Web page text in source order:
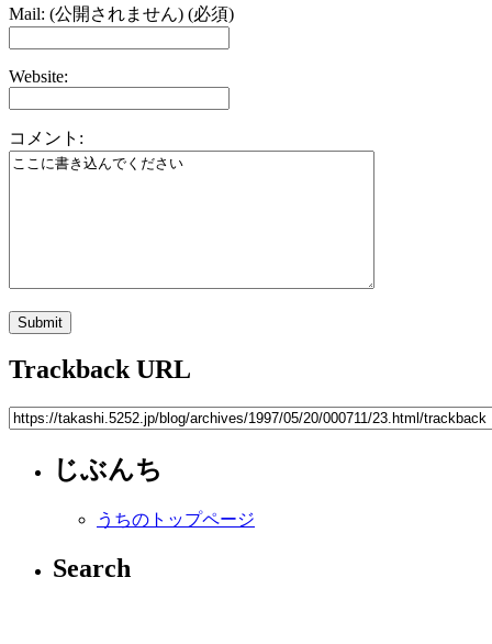
Mail: (公開されません) (必須)
Website:
コメント:
Trackback URL
じぶんち
うちのトップページ
Search